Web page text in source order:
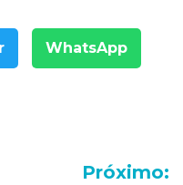
WhatsApp
Próximo: